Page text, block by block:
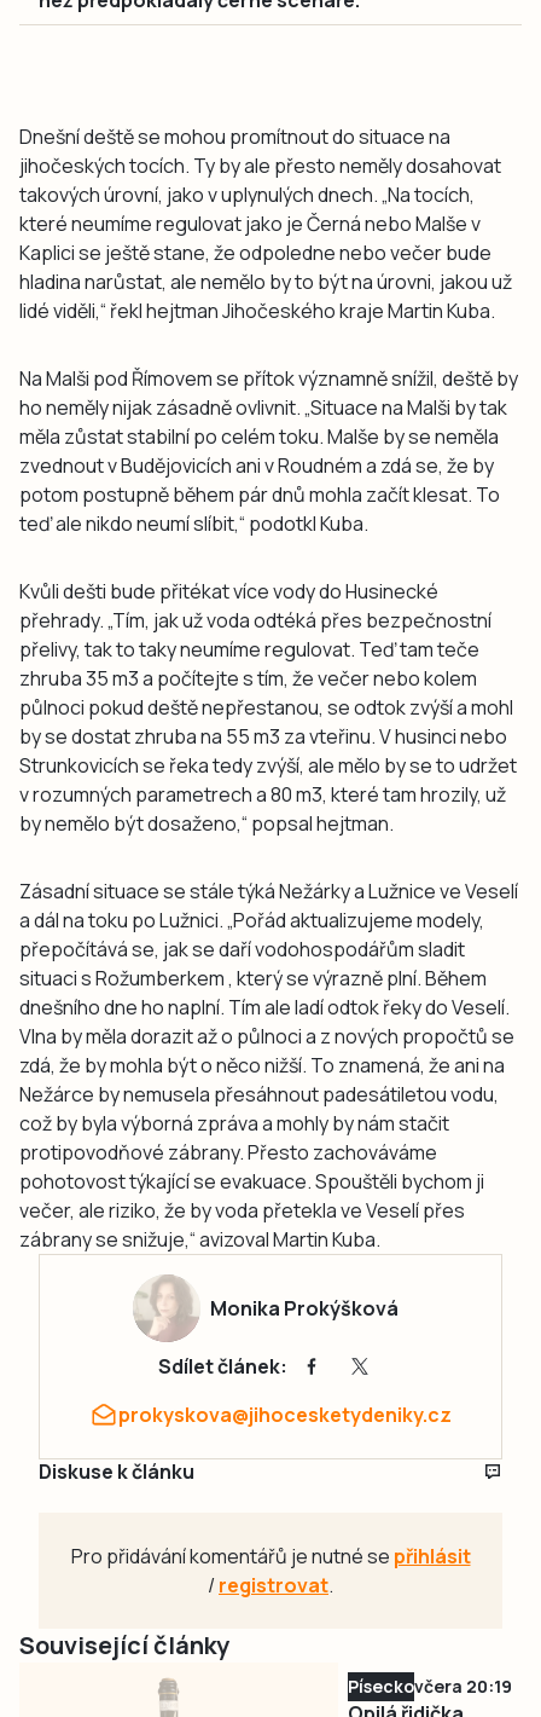
Dnešní deště se mohou promítnout do situace na
jihočeských tocích. Ty by ale přesto neměly dosahovat
takových úrovní, jako v uplynulých dnech. „Na tocích,
které neumíme regulovat jako je Černá nebo Malše v
Kaplici se ještě stane, že odpoledne nebo večer bude
hladina narůstat, ale nemělo by to být na úrovni, jakou už
lidé viděli,“ řekl hejtman Jihočeského kraje Martin Kuba.
Na Malši pod Římovem se přítok významně snížil, deště by
ho neměly nijak zásadně ovlivnit. „Situace na Malši by tak
měla zůstat stabilní po celém toku. Malše by se neměla
zvednout v Budějovicích ani v Roudném a zdá se, že by
potom postupně během pár dnů mohla začít klesat. To
teď ale nikdo neumí slíbit,“ podotkl Kuba.
Kvůli dešti bude přitékat více vody do Husinecké
přehrady. „Tím, jak už voda odtéká přes bezpečnostní
přelivy, tak to taky neumíme regulovat. Teď tam teče
zhruba 35 m3 a počítejte s tím, že večer nebo kolem
půlnoci pokud deště nepřestanou, se odtok zvýší a mohl
by se dostat zhruba na 55 m3 za vteřinu. V husinci nebo
Strunkovicích se řeka tedy zvýší, ale mělo by se to udržet
v rozumných parametrech a 80 m3, které tam hrozily, už
by nemělo být dosaženo,“ popsal hejtman.
Zásadní situace se stále týká Nežárky a Lužnice ve Veselí
a dál na toku po Lužnici. „Pořád aktualizujeme modely,
přepočítává se, jak se daří vodohospodářům sladit
situaci s Rožumberkem , který se výrazně plní. Během
dnešního dne ho naplní. Tím ale ladí odtok řeky do Veselí.
Vlna by měla dorazit až o půlnoci a z nových propočtů se
zdá, že by mohla být o něco nižší. To znamená, že ani na
Nežárce by nemusela přesáhnout padesátiletou vodu,
což by byla výborná zpráva a mohly by nám stačit
protipovodňové zábrany. Přesto zachováváme
pohotovost týkající se evakuace. Spouštěli bychom ji
večer, ale riziko, že by voda přetekla ve Veselí přes
zábrany se snižuje,“ avizoval Martin Kuba.
Monika Prokýšková
Sdílet článek:
prokyskova@jihocesketydeniky.cz
Diskuse k článku
Pro přidávání komentářů je nutné se přihlásit
/registrovat.
Související články
Píseckovčera 20:19